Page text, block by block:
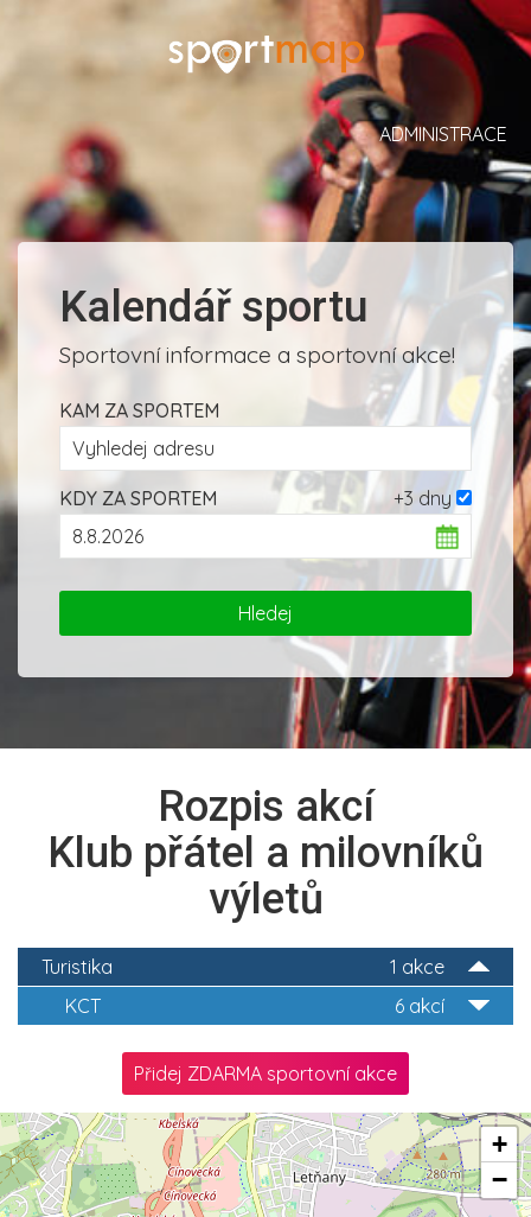
ADMINISTRACE
Kalendář sportu
Sportovní informace a sportovní akce!
KAM ZA SPORTEM
+3 dny
KDY ZA SPORTEM
Rozpis akcí
Klub přátel a milovníků
výletů
1 akce
Turistika
6 akcí
KCT
Přidej ZDARMA sportovní akce
+
−